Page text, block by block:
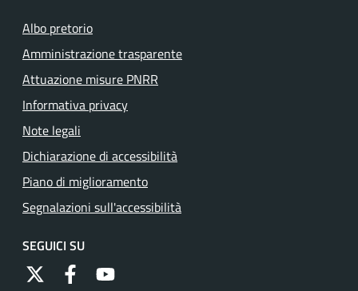
Albo pretorio
Amministrazione trasparente
Attuazione misure PNRR
Informativa privacy
Note legali
Dichiarazione di accessibilità
Piano di miglioramento
Segnalazioni sull'accessibilità
SEGUICI SU
https://twitter.com/comunementana
https://www.facebook.com/Comune-di-
http://www.youtube.com/channel/